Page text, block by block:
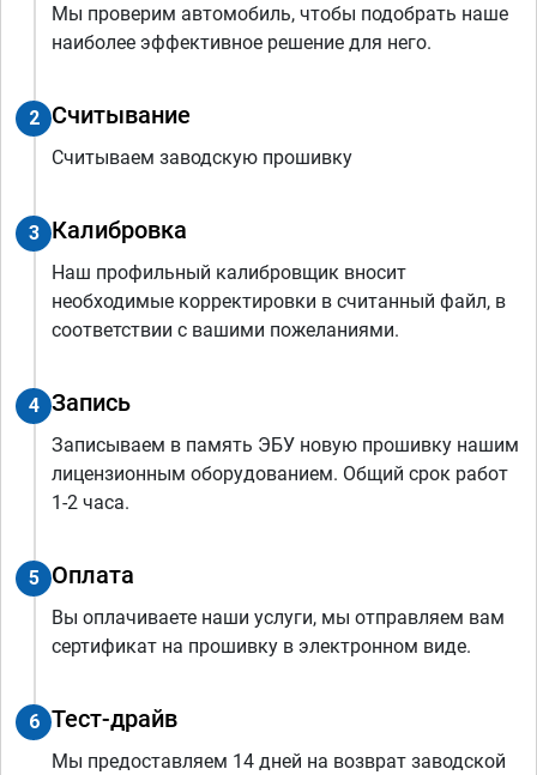
Мы проверим автомобиль, чтобы подобрать наше
наиболее эффективное решение для него.
2 Считывание
Считываем заводскую прошивку
3 Калибровка
Наш профильный калибровщик вносит
необходимые корректировки в считанный файл, в
соответствии с вашими пожеланиями.
4 Запись
Записываем в память ЭБУ новую прошивку нашим
лицензионным оборудованием. Общий срок работ
1-2 часа.
5 Оплата
Вы оплачиваете наши услуги, мы отправляем вам
сертификат на прошивку в электронном виде.
6 Тест-драйв
Мы предоставляем 14 дней на возврат заводской